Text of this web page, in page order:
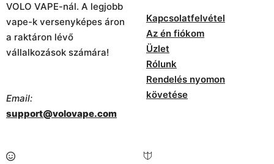
VOLO VAPE-nál. A legjobb
vape-k versenyképes áron
a raktáron lévő
vállalkozások számára!
Email:
support@volovape.com
Kapcsolatfelvétel
Az én fiókom
Üzlet
Rólunk
Rendelés nyomon
követése